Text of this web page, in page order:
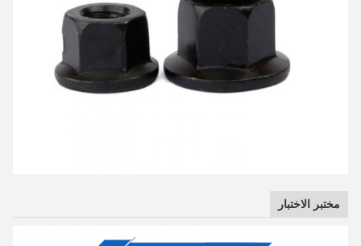
مختبر الاختبار